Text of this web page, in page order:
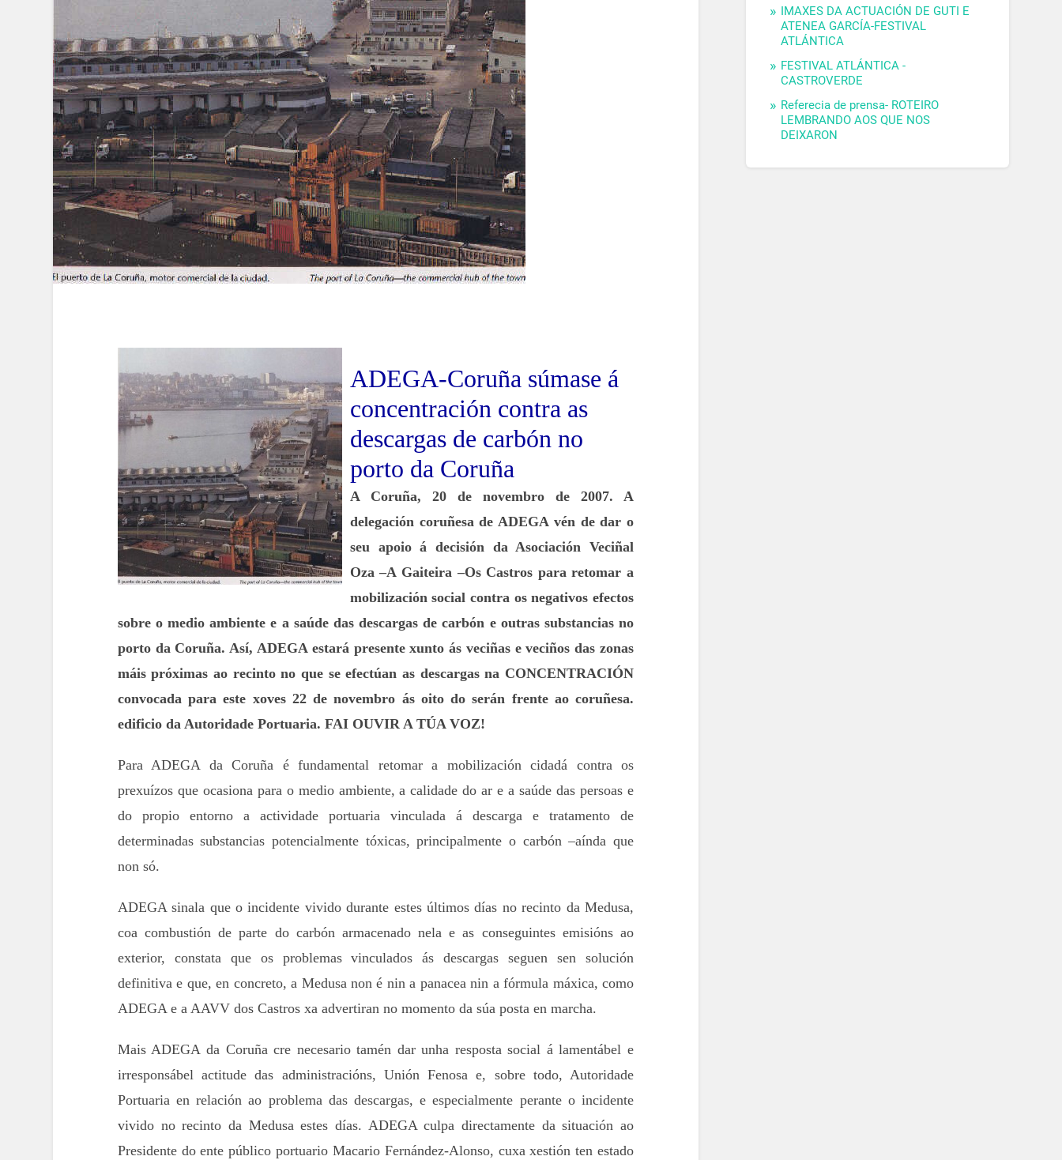
ADEGA-Coruña súmase á
concentración contra as
descargas de carbón no
porto da Coruña
A Coruña, 20 de novembro de 2007. A
delegación coruñesa de ADEGA vén de dar o
seu apoio á decisión da Asociación Veciñal
Oza –A Gaiteira –Os Castros para retomar a
mobilización social contra os negativos efectos
sobre o medio ambiente e a saúde das descargas de carbón e outras substancias no
porto da Coruña. Así, ADEGA estará presente xunto ás veciñas e veciños das zonas
máis próximas ao recinto no que se efectúan as descargas na CONCENTRACIÓN
convocada para este xoves 22 de novembro ás oito do serán frente ao coruñesa.
edificio da Autoridade Portuaria. FAI OUVIR A TÚA VOZ!
Para ADEGA da Coruña é fundamental retomar a mobilización cidadá contra os
prexuízos que ocasiona para o medio ambiente, a calidade do ar e a saúde das persoas e
do propio entorno a actividade portuaria vinculada á descarga e tratamento de
determinadas substancias potencialmente tóxicas, principalmente o carbón –aínda que
non só.
ADEGA sinala que o incidente vivido durante estes últimos días no recinto da Medusa,
coa combustión de parte do carbón armacenado nela e as conseguintes emisións ao
exterior, constata que os problemas vinculados ás descargas seguen sen solución
definitiva e que, en concreto, a Medusa non é nin a panacea nin a fórmula máxica, como
ADEGA e a AAVV dos Castros xa advertiran no momento da súa posta en marcha.
Mais ADEGA da Coruña cre necesario tamén dar unha resposta social á lamentábel e
irresponsábel actitude das administracións, Unión Fenosa e, sobre todo, Autoridade
Portuaria en relación ao problema das descargas, e especialmente perante o incidente
vivido no recinto da Medusa estes días. ADEGA culpa directamente da situación ao
Presidente do ente público portuario Macario Fernández-Alonso, cuxa xestión ten estado
IMAXES DA ACTUACIÓN DE GUTI E
ATENEA GARCÍA-FESTIVAL
ATLÁNTICA
FESTIVAL ATLÁNTICA -
CASTROVERDE
Referecia de prensa- ROTEIRO
LEMBRANDO AOS QUE NOS
DEIXARON